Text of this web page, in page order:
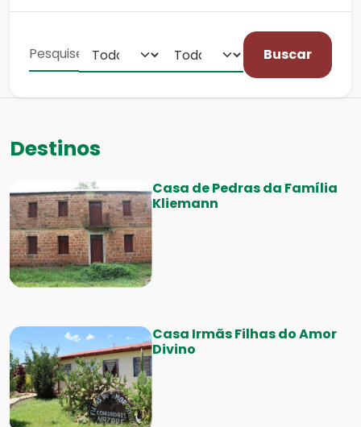
Buscar
Destinos
Casa de Pedras da Família
Kliemann
Casa Irmãs Filhas do Amor
Divino